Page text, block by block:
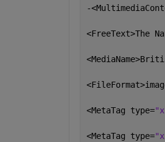
-
<FreeText>The
<MetaTag type=
<MetaTag type=